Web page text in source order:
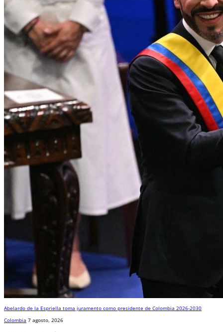
Abelardo de la Espriella toma juramento como presidente de Colombia 2026-2030
Colombia 7 agosto, 2026